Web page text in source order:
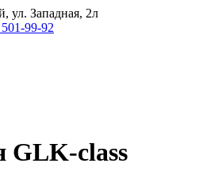
ул. Западная, 2л
99-92
GLK-class